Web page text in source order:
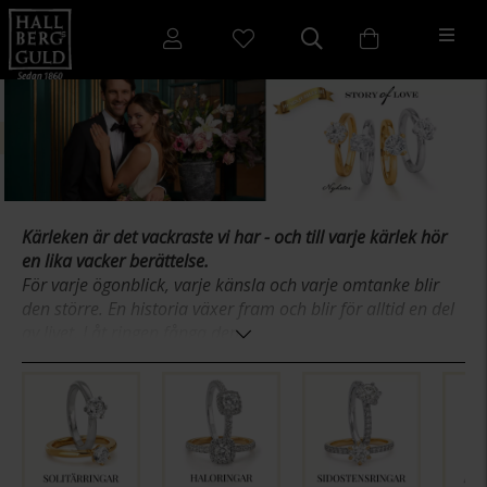
Kärleken är det vackraste vi har - och till varje kärlek hör
en lika vacker berättelse.
För varje ögonblick, varje känsla och varje omtanke blir
den större. En historia växer fram och blir för alltid en del
av livet. Låt ringen fånga den.
Från Story of Love hittar ni ett brett sortiment av prisvärda
och klassiska ringar med en modern touch. Ringar från
Story of Love är designade för att lätt kunna matchas med
en annan ring. Till vissa modeller finns en perfekt
matchande alliansring. Ringarna tillverkas i återvunnet